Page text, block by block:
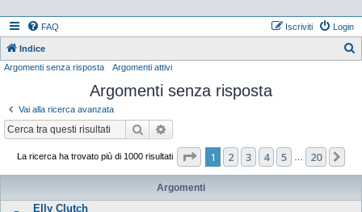
FAQ Login
Iscriviti
Indice
Argomenti senza risposta Argomenti attivi
Argomenti senza risposta
Vai alla ricerca avanzata
Cerca
La ricerca ha trovato più di 1000 risultati Pagina di 20
1 2 3 4 5 20
Argomenti
Elly Clutch